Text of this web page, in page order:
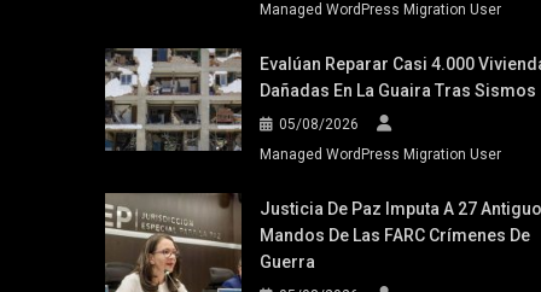
Managed WordPress Migration User
Evalúan Reparar Casi 4.000
Dañadas En La Guaira Tras Sismos
05/08/2026
Managed WordPress Migration User
Justicia De Paz Imputa A 27
Mandos De Las FARC Crímenes De
Guerra